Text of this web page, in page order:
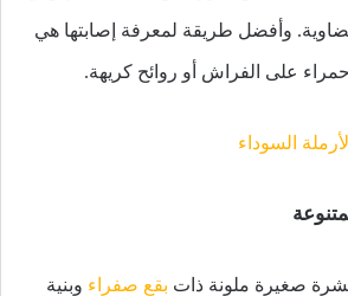
وأفضل طريقة لمعرفة إصابتها هي
على الفراش أو روائح كريهة.
السوداء
صغيرة ملونة ذات بقع صفراء وبنية